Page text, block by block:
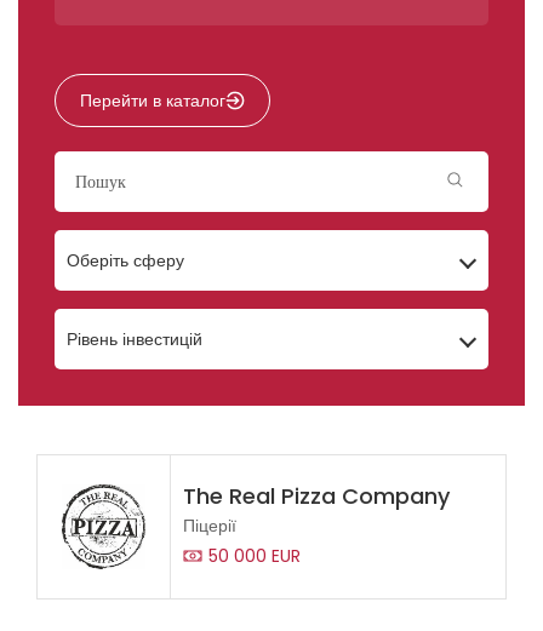
Перейти в каталог
Оберіть сферу
Рівень інвестицій
The Real Pizza Company
Піцерії
50 000 EUR